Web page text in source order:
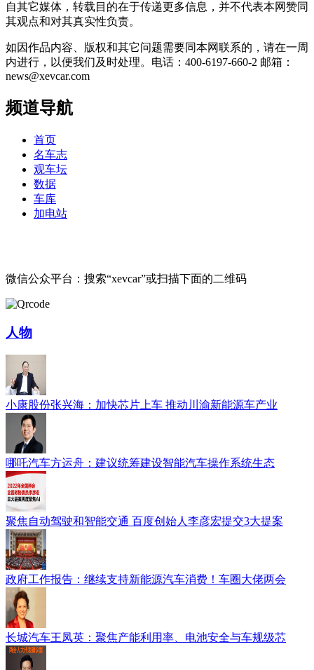
自其它媒体，转载目的在于传递更多信息，并不代表本网赞同
其观点和对其真实性负责。
如因作品内容、版权和其它问题需要同本网联系的，请在一周
内进行，以便我们及时处理。电话：400-6197-660-2 邮箱：
news@xevcar.com
频道导航
首页
名车志
观车坛
数据
车库
加电站
微信公众平台：搜索“xevcar”或扫描下面的二维码
人物
小康股份张兴海：加快芯片上车 推动川渝新能源车产业
哪吒汽车方运舟：建议统筹建设智能汽车操作系统生态
聚焦自动驾驶和智能交通 百度创始人李彦宏提交3大提案
政府工作报告：继续支持新能源汽车消费！车圈大佬两会
长城汽车王凤英：聚焦产能利用率、电池安全与车规级芯